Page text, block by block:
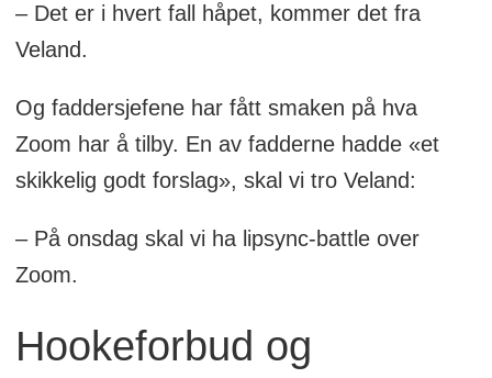
– Det er i hvert fall håpet, kommer det fra
Veland.
Og faddersjefene har fått smaken på hva
Zoom har å tilby. En av fadderne hadde «et
skikkelig godt forslag», skal vi tro Veland:
– På onsdag skal vi ha lipsync-battle over
Zoom.
Hookeforbud og